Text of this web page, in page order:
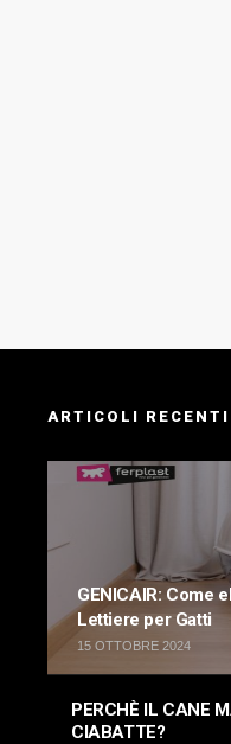
ARTICOLI RECENTI
GENICAIR: Come
Lettiere per Gatti
15 OTTOBRE 2024
PERCHÈ IL CANE
CIABATTE?